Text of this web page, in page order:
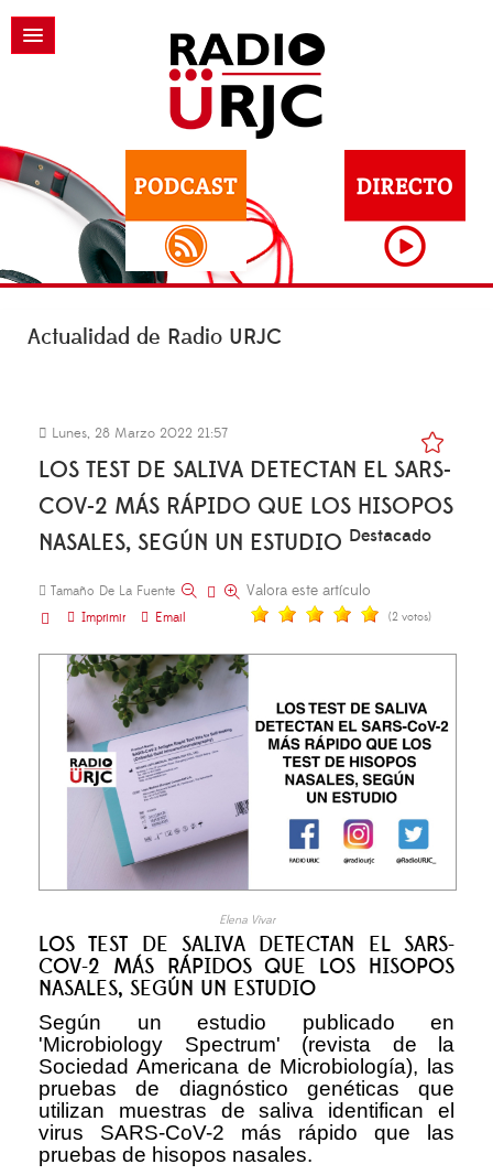
Actualidad de Radio URJC
Lunes, 28 Marzo 2022 21:57
LOS TEST DE SALIVA DETECTAN EL SARS-
COV-2 MÁS RÁPIDO QUE LOS HISOPOS
NASALES, SEGÚN UN ESTUDIO Destacado
Tamaño De La Fuente
Imprimir
Email
Valora este artículo
(2 votos)
Elena Vivar
LOS TEST DE SALIVA DETECTAN EL SARS-
COV-2 MÁS RÁPIDOS QUE LOS HISOPOS
NASALES, SEGÚN UN ESTUDIO
Según un estudio publicado en
'Microbiology Spectrum' (revista de la
Sociedad Americana de Microbiología), las
pruebas de diagnóstico genéticas que
utilizan muestras de saliva identifican el
virus SARS-CoV-2 más rápido que las
pruebas de hisopos nasales.